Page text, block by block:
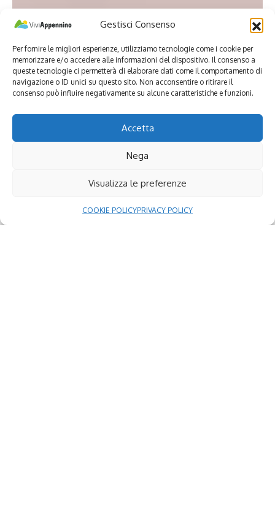
Gestisci Consenso
Per fornire le migliori esperienze, utilizziamo tecnologie come i cookie per
memorizzare e/o accedere alle informazioni del dispositivo. Il consenso a
queste tecnologie ci permetterà di elaborare dati come il comportamento di
navigazione o ID unici su questo sito. Non acconsentire o ritirare il
consenso può influire negativamente su alcune caratteristiche e funzioni.
Accetta
Nega
Visualizza le preferenze
COOKIE POLICYPRIVACY POLICY